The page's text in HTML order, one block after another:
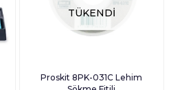
TÜKENDI
Proskit 8PK-031C Lehim